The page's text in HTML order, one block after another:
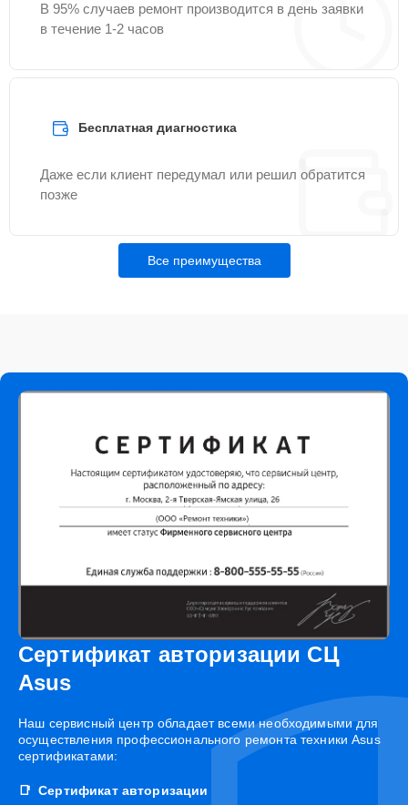
В 95% случаев ремонт производится в день заявки
в течение 1-2 часов
Бесплатная диагностика
Даже если клиент передумал или решил обратится
позже
Все преимущества
Сертификат авторизации СЦ
Asus
Наш сервисный центр обладает всеми необходимыми для
осуществления профессионального ремонта техники Asus
сертификатами:
Сертификат авторизации